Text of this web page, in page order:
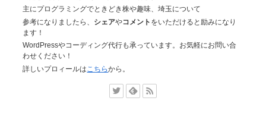
主にプログラミングでときどき株や趣味、埼玉について
参考になりましたら、 シェアやコメント をいただけると励みになり
ます！
WordPressやコーディング代行も承っています。お気軽にお問い合
わせください！
詳しいプロィールは こちらから。